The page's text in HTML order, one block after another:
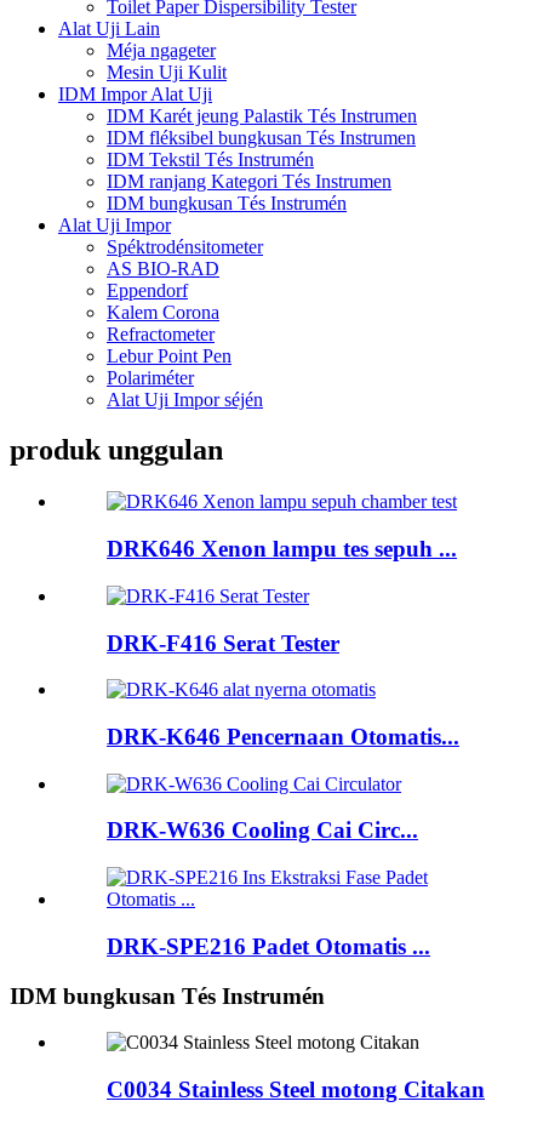
Toilet Paper Dispersibility Tester
Alat Uji Lain
Méja ngageter
Mesin Uji Kulit
IDM Impor Alat Uji
IDM Karét jeung Palastik Tés Instrumen
IDM fléksibel bungkusan Tés Instrumen
IDM Tekstil Tés Instrumén
IDM ranjang Kategori Tés Instrumen
IDM bungkusan Tés Instrumén
Alat Uji Impor
Spéktrodénsitometer
AS BIO-RAD
Eppendorf
Kalem Corona
Refractometer
Lebur Point Pen
Polariméter
Alat Uji Impor séjén
produk unggulan
DRK646 Xenon lampu tes sepuh ...
DRK-F416 Serat Tester
DRK-K646 Pencernaan Otomatis...
DRK-W636 Cooling Cai Circ...
DRK-SPE216 Padet Otomatis ...
IDM bungkusan Tés Instrumén
C0034 Stainless Steel motong Citakan